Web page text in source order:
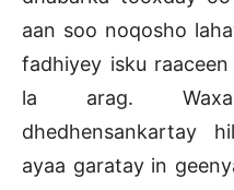
aan soo noqosho
fadhiyey isku
la arag.
dhedhensankartay
ayaa garatay in